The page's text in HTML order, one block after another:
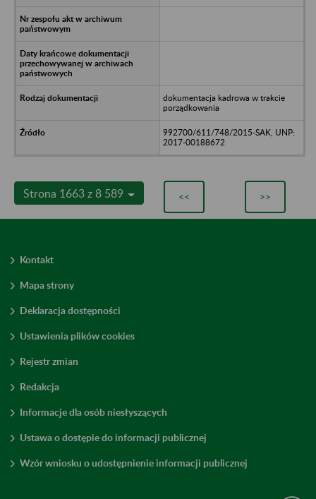
dokumentacja kadrowa w trakcie
porządkowania
992700/611/748/2015-SAK, UNP:
2017-00188672
Strona 1663 z 8 589 << >>
Kontakt
Mapa strony
Deklaracja dostępności
Ustawienia plików cookies
Rejestr zmian
Redakcja
Informacje dla osób niesłyszących
Ustawa o dostępie do informacji publicznej
Wzór wniosku o udostępnienie informacji publicznej